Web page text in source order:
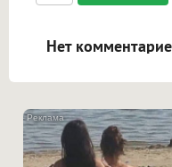
ссылками, и
Нет